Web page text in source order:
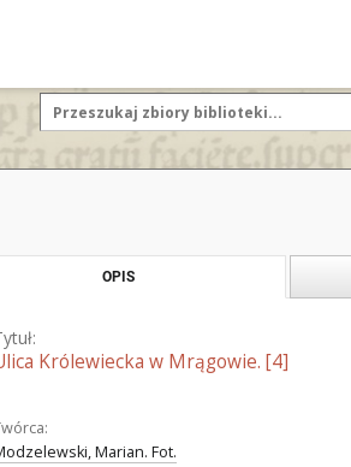
OPIS
Królewiecka w Mrągowie. [4]
Marian. Fot.